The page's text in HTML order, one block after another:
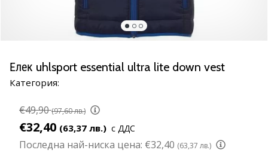
страст
като
Присъединете
се
амбасадор
Елек uhlsport essential ultra lite down vest
Категория:
€49,90 (97,60 лв.)
€32,40 (63,37 лв.) с ДДС
Последна най-ниска цена: €32,40 (63,37 лв.)